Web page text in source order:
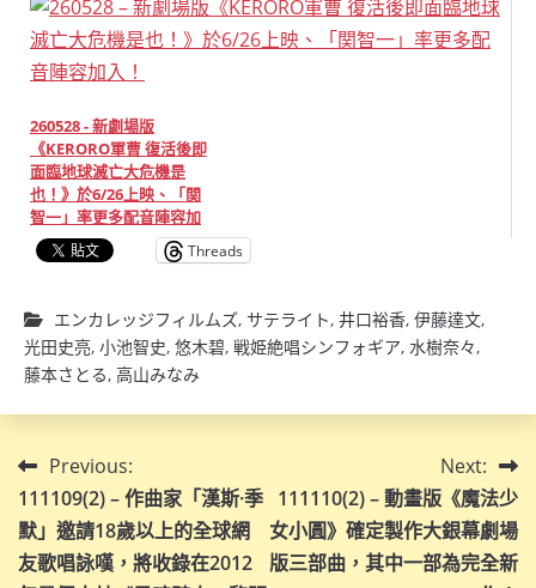
260528 - 新劇場版
《KERORO軍曹 復活後即
面臨地球滅亡大危機是
也！》於6/26上映、「関
智一」率更多配音陣容加
入！
Threads
エンカレッジフィルムズ, サテライト, 井口裕香, 伊藤達文,
光田史亮, 小池智史, 悠木碧, 戦姫絶唱シンフォギア, 水樹奈々,
藤本さとる, 高山みなみ
文
章
導
Previous:
111109(2) – 作曲家「漢斯·季
默」邀請18歲以上的全球網
友歌唱詠嘆，將收錄在2012
Next:
111110(2) – 動畫版《魔法少
女小圓》確定製作大銀幕劇場
版三部曲，其中一部為完全新